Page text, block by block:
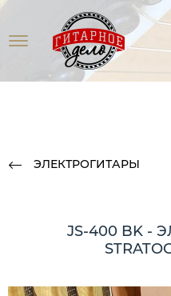
ЭЛЕКТРОГИТАРЫ
JS-400 BK -